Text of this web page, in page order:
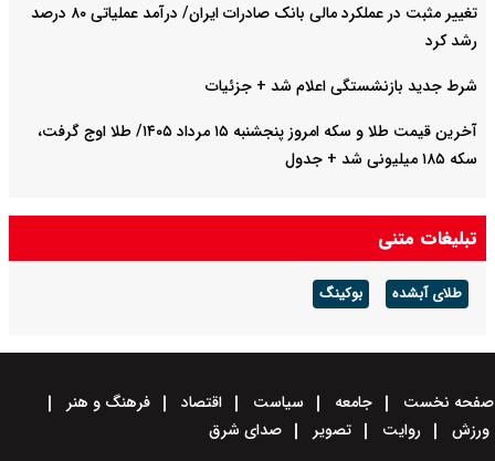
تغییر مثبت در عملکرد مالی بانک صادرات ایران/ درآمد عملیاتی ۸۰ درصد
رشد کرد
شرط جدید بازنشستگی اعلام شد + جزئیات
آخرین قیمت طلا و سکه امروز پنجشنبه ۱۵ مرداد ۱۴۰۵/ طلا اوج گرفت،
سکه ۱۸۵ میلیونی شد + جدول
تبلیغات متنی
طلای آبشده بوکینگ
صفحه نخست جامعه سیاست اقتصاد
فرهنگ و هنر
ورزش
روایت تصویر صدای شرق